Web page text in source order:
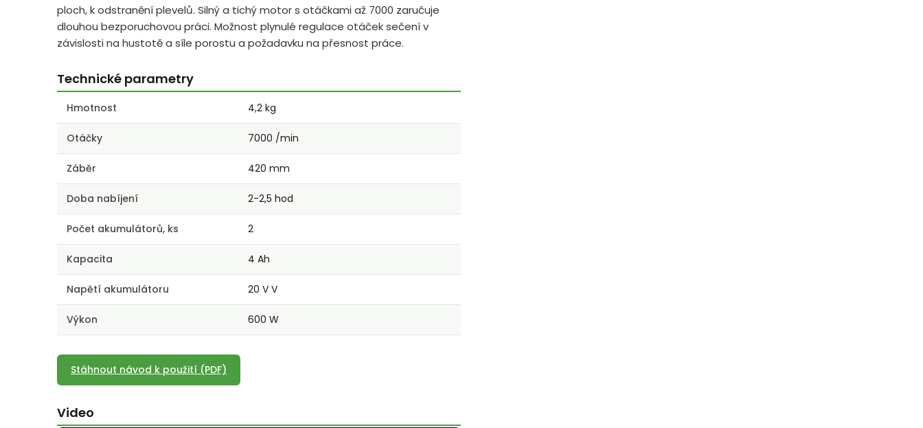
ploch, k odstranění plevelů. Silný a tichý motor s otáčkami až 7000 zaručuje
dlouhou bezporuchovou práci. Možnost plynulé regulace otáček sečení v
závislosti na hustotě a síle porostu a požadavku na přesnost práce.
Technické parametry
Hmotnost 4,2 kg
Otáčky 7000 /min
Záběr 420 mm
Doba nabíjení 2-2,5 hod
Počet akumulátorů, ks 2
Kapacita 4 Ah
Napětí akumulátoru 20 V V
Výkon 600 W
Stáhnout návod k použití (PDF)
Video